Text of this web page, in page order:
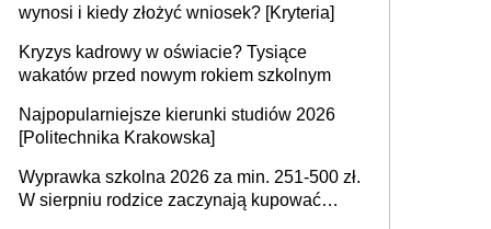
wynosi i kiedy złożyć wniosek? [Kryteria]
Kryzys kadrowy w oświacie? Tysiące
wakatów przed nowym rokiem szkolnym
Najpopularniejsze kierunki studiów 2026
[Politechnika Krakowska]
Wyprawka szkolna 2026 za min. 251-500 zł.
W sierpniu rodzice zaczynają kupować